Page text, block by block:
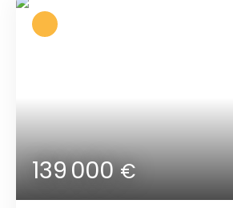
Idéal pour un couple ou
139 000€